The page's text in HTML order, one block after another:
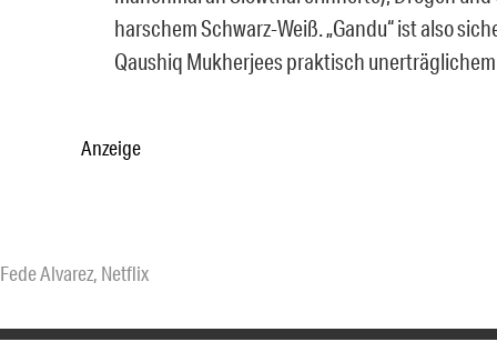
harschem Schwarz-Weiß. „Gandu“ ist also
Qaushiq Mukherjees praktisch
Anzeige
Fede Alvarez, Netflix